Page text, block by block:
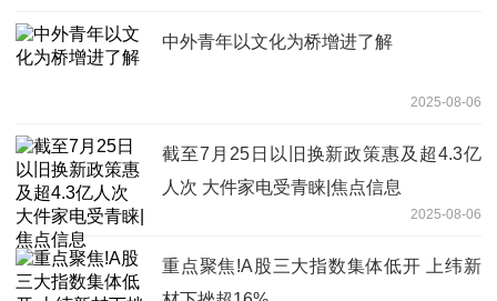
中外青年以文化为桥增进了解
2025-08-06
截至7月25日以旧换新政策惠及超4.3亿
人次 大件家电受青睐|焦点信息
2025-08-06
重点聚焦!A股三大指数集体低开 上纬新